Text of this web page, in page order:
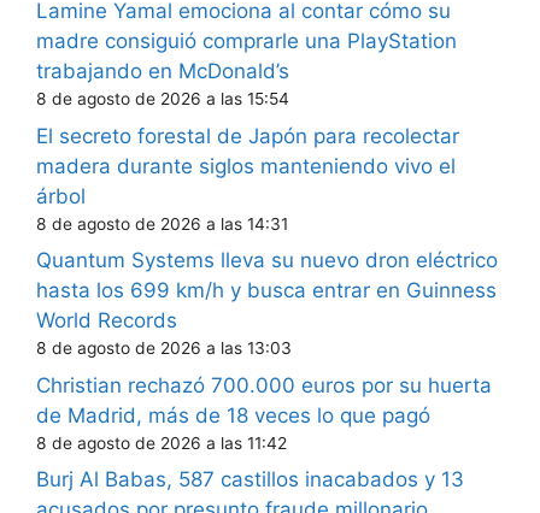
Lamine Yamal emociona al contar cómo su
madre consiguió comprarle una PlayStation
trabajando en McDonald’s
8 de agosto de 2026 a las 15:54
El secreto forestal de Japón para recolectar
madera durante siglos manteniendo vivo el
árbol
8 de agosto de 2026 a las 14:31
Quantum Systems lleva su nuevo dron eléctrico
hasta los 699 km/h y busca entrar en Guinness
World Records
8 de agosto de 2026 a las 13:03
Christian rechazó 700.000 euros por su huerta
de Madrid, más de 18 veces lo que pagó
8 de agosto de 2026 a las 11:42
Burj Al Babas, 587 castillos inacabados y 13